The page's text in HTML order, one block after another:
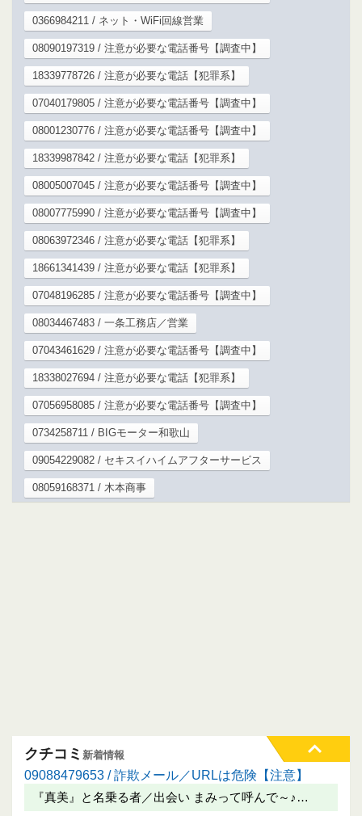
0366984211 / ネット・WiFi回線営業
08090197319 / 注意が必要な電話番号【調査中】
18339778726 / 注意が必要な電話【犯罪系】
07040179805 / 注意が必要な電話番号【調査中】
08001230776 / 注意が必要な電話番号【調査中】
18339987842 / 注意が必要な電話【犯罪系】
08005007045 / 注意が必要な電話番号【調査中】
08007775990 / 注意が必要な電話番号【調査中】
08063972346 / 注意が必要な電話【犯罪系】
18661341439 / 注意が必要な電話【犯罪系】
07048196285 / 注意が必要な電話番号【調査中】
08034467483 / 一条工務店／営業
07043461629 / 注意が必要な電話番号【調査中】
18338027694 / 注意が必要な電話【犯罪系】
07056958085 / 注意が必要な電話番号【調査中】
0734258711 / BIGモーター和歌山
09054229082 / セキスイハイムアフターサービス
08059168371 / 木本商事
クチコミ 新着情報
09088479653 / 詐欺メール／URLは危険【注意】
『真美』と名乗る者／出会い まみって呼んで～♪…